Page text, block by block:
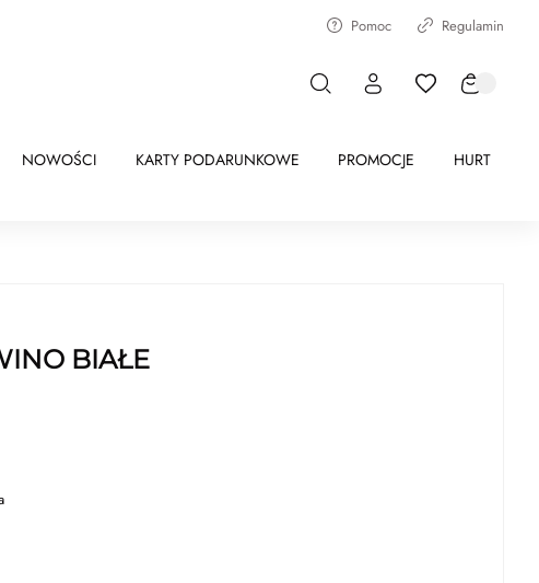
Pomoc Regulamin
NOWOŚCI KARTY PODARUNKOWE PROMOCJE HURT
BIAŁE